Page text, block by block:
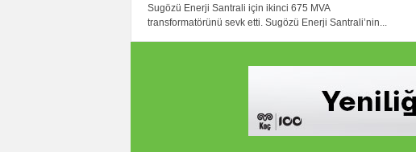
Sugözü Enerji Santrali için ikinci 675 MVA
transformatörünü sevk etti. Sugözü Enerji Santrali’nin...